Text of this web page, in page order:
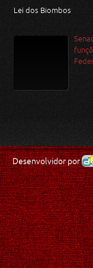
Lei dos Biombos
Desenvolvidor por